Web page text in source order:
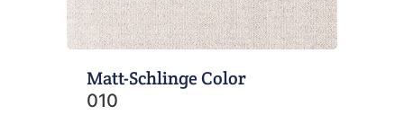
Matt-Schlinge Color
010